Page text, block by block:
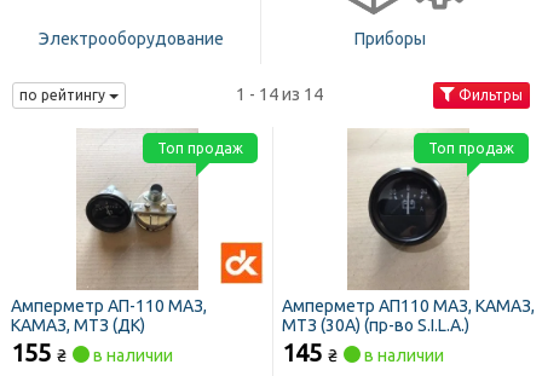
Электрооборудование Приборы
по рейтингу 1 - 14 из 14 Фильтры
Амперметр АП-110 МАЗ,
КАМАЗ, МТЗ (ДК)
155 ₴ в наличии
Топ продаж
Амперметр АП110 МАЗ, КАМАЗ,
МТЗ (30А) (пр-во S.I.L.A.)
145 ₴ в наличии
Топ продаж